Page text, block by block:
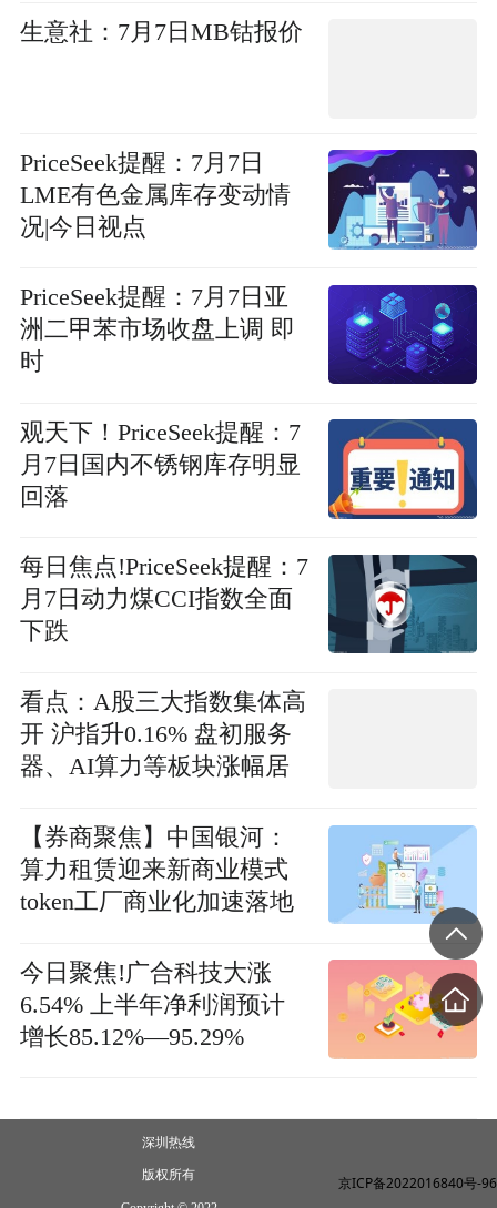
生意社：7月7日MB钴报价
PriceSeek提醒：7月7日
LME有色金属库存变动情
况|今日视点
PriceSeek提醒：7月7日亚
洲二甲苯市场收盘上调 即
时
观天下！PriceSeek提醒：7
月7日国内不锈钢库存明显
回落
每日焦点!PriceSeek提醒：7
月7日动力煤CCI指数全面
下跌
看点：A股三大指数集体高
开 沪指升0.16% 盘初服务
器、AI算力等板块涨幅居
【券商聚焦】中国银河：
算力租赁迎来新商业模式
token工厂商业化加速落地
今日聚焦!广合科技大涨
6.54% 上半年净利润预计
增长85.12%—95.29%
深圳热线
版权所有 京ICP备2022016840号-96